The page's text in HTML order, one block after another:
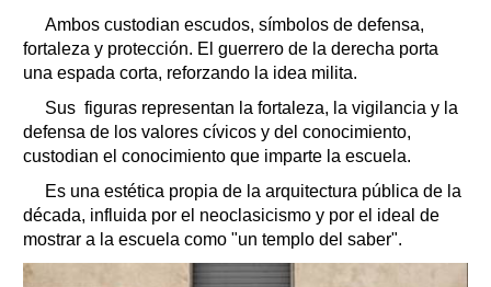
Ambos custodian escudos, símbolos de defensa,
fortaleza y protección. El guerrero de la derecha porta
una espada corta, reforzando la idea milita.
Sus figuras representan la fortaleza, la vigilancia y la
defensa de los valores cívicos y del conocimiento,
custodian el conocimiento que imparte la escuela.
Es una estética propia de la arquitectura pública de la
década, influida por el neoclasicismo y por el ideal de
mostrar a la escuela como "un templo del saber".